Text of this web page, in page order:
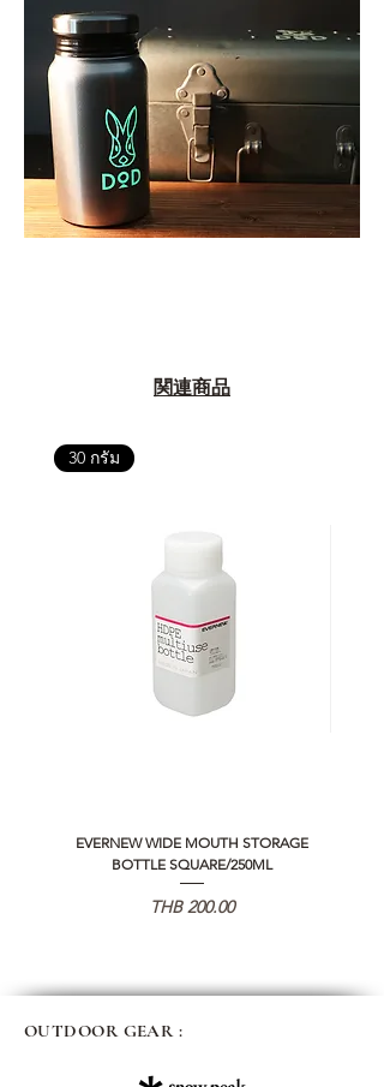
関連商品
30 กรัม
EVERNEW WIDE MOUTH STORAGE
BOTTLE SQUARE/250ML
価格
THB 200.00
OUTDOOR GEAR :